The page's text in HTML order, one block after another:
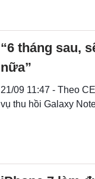
“6 tháng sau,
nữa”
21/09 11:47 - Theo
vụ thu hồi Galaxy